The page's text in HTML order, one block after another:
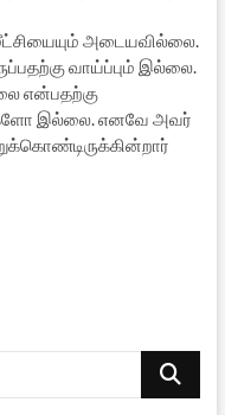
அடையவில்லை.
வாய்ப்பும் இல்லை.
என்பதற்கு
இல்லை. எனவே அவர்
Search